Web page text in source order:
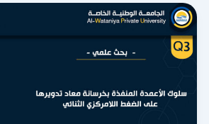
سلوك
الأعمدة
المنفذة
بخرسانة
معاد
الضغط
اللامركزي